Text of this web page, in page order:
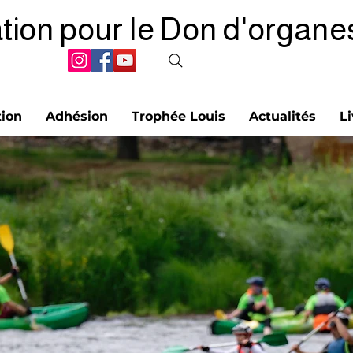
pour le Don
Adhésion Trophée Louis Actualités